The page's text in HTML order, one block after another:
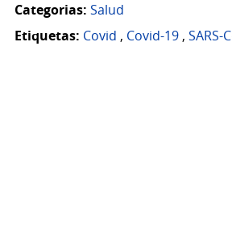
Categorias: Salud
Etiquetas: Covid , Covid-19, SARS-